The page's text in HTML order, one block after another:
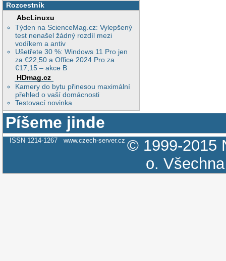
Rozcestník
AbcLinuxu
Týden na ScienceMag.cz: Vylepšený
test nenašel žádný rozdíl mezi
vodíkem a antiv
Ušetřete 30 %: Windows 11 Pro jen
za €22,50 a Office 2024 Pro za
€17,15 – akce B
HDmag.cz
Kamery do bytu přinesou maximální
přehled o vaší domácnosti
Testovací novinka
Píšeme jinde
ISSN 1214-1267 www.czech-server.cz © 1999-2015
o.